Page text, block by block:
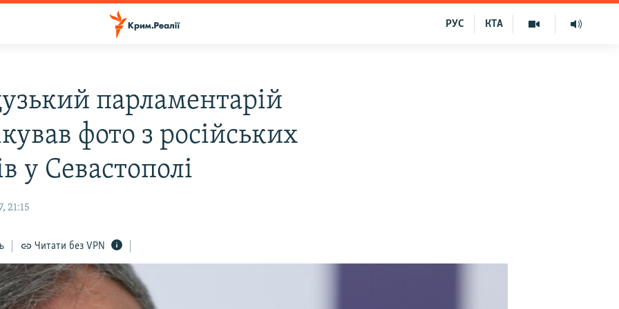
КТА
РУС
парламентарій
фото з російських
у Севастополі
21:15
Читати без VPN